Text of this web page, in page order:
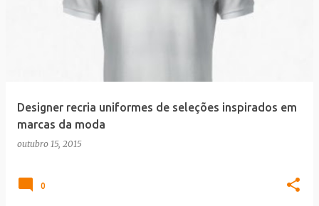
Designer recria uniformes de seleções inspirados em
marcas da moda
outubro 15, 2015
0